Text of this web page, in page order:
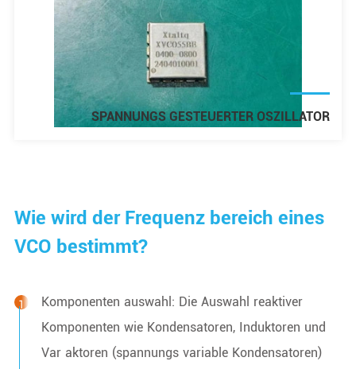
SPANNUNGS GESTEUERTER OSZILLATOR
Wie wird der Frequenz bereich eines
VCO bestimmt?
Komponenten auswahl: Die Auswahl reaktiver
Komponenten wie Kondensatoren, Induktoren und
Var aktoren (spannungs variable Kondensatoren)